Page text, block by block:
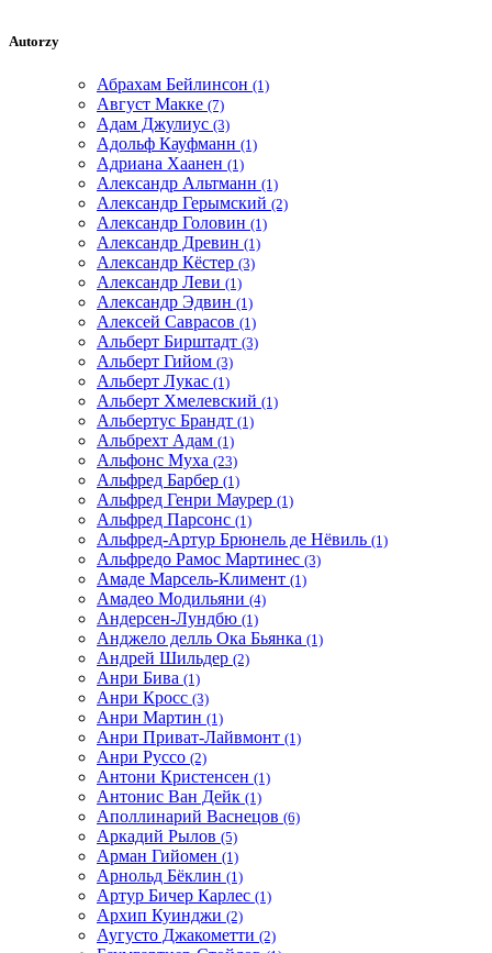
Autorzy
Абрахам Бейлинсон (1)
Август Макке (7)
Адам Джулиус (3)
Адольф Кауфманн (1)
Адриана Хаанен (1)
Александр Альтманн (1)
Александр Герымский (2)
Александр Головин (1)
Александр Древин (1)
Александр Кёстер (3)
Александр Леви (1)
Александр Эдвин (1)
Алексей Саврасов (1)
Альберт Бирштадт (3)
Альберт Гийом (3)
Альберт Лукас (1)
Альберт Хмелевский (1)
Альбертус Брандт (1)
Альбрехт Адам (1)
Альфонс Муха (23)
Альфред Барбер (1)
Альфред Генри Маурер (1)
Альфред Парсонс (1)
Альфред-Артур Брюнель де Нёвиль (1)
Альфредо Рамос Мартинес (3)
Амаде Марсель-Климент (1)
Амадео Модильяни (4)
Андерсен-Лундбю (1)
Анджело делль Ока Бьянка (1)
Андрей Шильдер (2)
Анри Бива (1)
Анри Кросс (3)
Анри Мартин (1)
Анри Приват-Лайвмонт (1)
Анри Руссо (2)
Антони Кристенсен (1)
Антонис Ван Дейк (1)
Аполлинарий Васнецов (6)
Аркадий Рылов (5)
Арман Гийомен (1)
Арнольд Бёклин (1)
Артур Бичер Карлес (1)
Архип Куинджи (2)
Аугусто Джакометти (2)